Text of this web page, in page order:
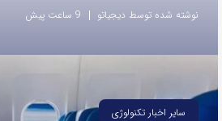
زیر
این
را
نوشته شده توسط دیجیاتو 9 ساعت پیش
سایر اخبار تکنولوژی